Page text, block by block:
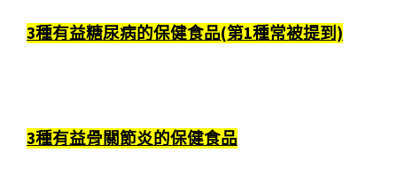
3種有益糖尿病的保健食品(第1種常被提到)
3種有益骨關節炎的保健食品